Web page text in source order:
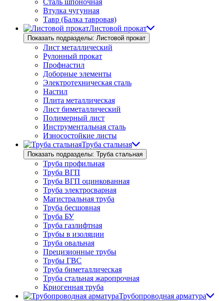
Сталь шпоночная
Втулка чугунная
Тавр (Балка тавровая)
Листовой прокат
Показать подразделы: Листовой прокат
Лист металлический
Рулонный прокат
Профнастил
Доборные элементы
Электротехническая сталь
Настил
Плита металлическая
Лист биметаллический
Полимерный лист
Инструментальная сталь
Износостойкие листы
Труба стальная
Показать подразделы: Труба стальная
Труба профильная
Труба ВГП
Труба ВГП оцинкованная
Труба электросварная
Магистральная труба
Труба бесшовная
Труба БУ
Труба газлифтная
Трубы в изоляции
Труба овальная
Прецизионные трубы
Трубы ГВС
Труба биметаллическая
Труба стальная жаропрочная
Криогенная труба
Трубопроводная арматура